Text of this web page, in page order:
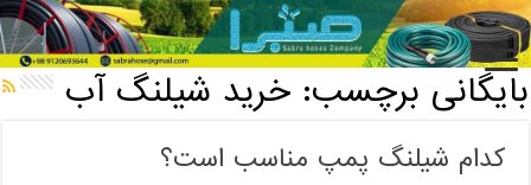
خانه / بایگانی برچسب: خرید شیلنگ آب
بایگانی برچسب:خرید شیلنگ آب
کدام شیلنگ پمپ مناسب است؟